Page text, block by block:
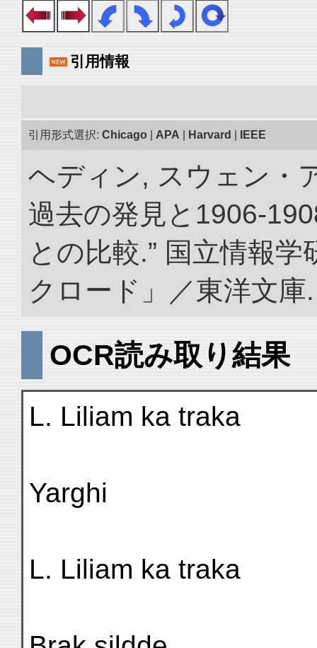
引用情報
引用形式選択: Chicago APA Harvard IEEE
ヘディン, スウェン・
過去の発見と1906-
との比較.” 国立情報
クロード」／東洋文
OCR読み取り結果
L. Liliam ka traka
Yarghi
L. Liliam ka traka